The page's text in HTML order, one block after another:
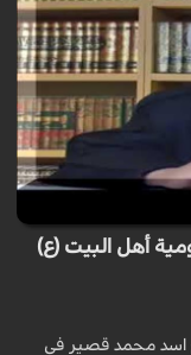
أهل البيت (ع)
اسد محمد قصير في